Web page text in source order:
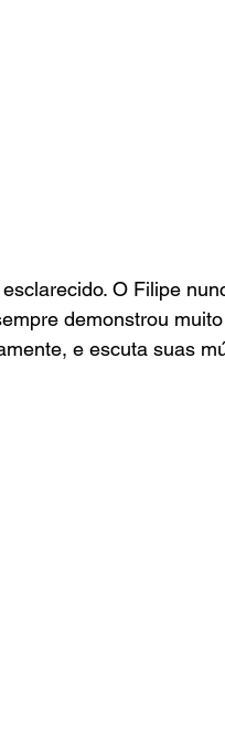
O Filipe
demonstrou
e escuta suas